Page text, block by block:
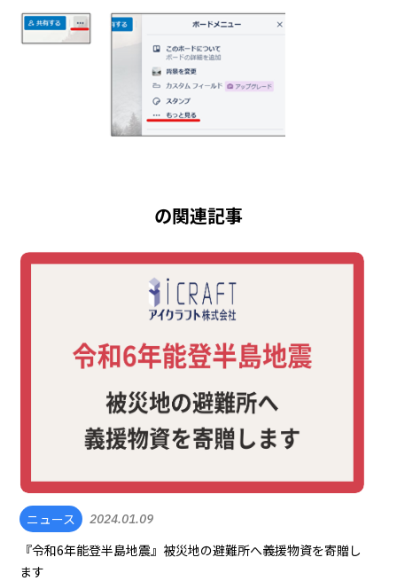
の関連記事
ニュース 2024.01.09
『令和6年能登半島地震』被災地の避難所へ義援物資を寄贈し
ます